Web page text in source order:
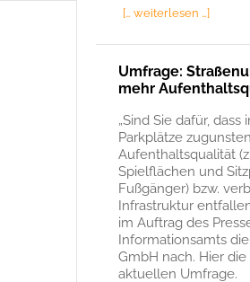
[… weiterlesen …]
Umfrage:
mehr
„Sind Sie dafür,
Parkplätze
Aufenthaltsqualität
Spielflächen und
Fußgänger) bzw.
Infrastruktur
im Auftrag des
Informationsamts
GmbH nach. Hier
aktuellen Umfrage.